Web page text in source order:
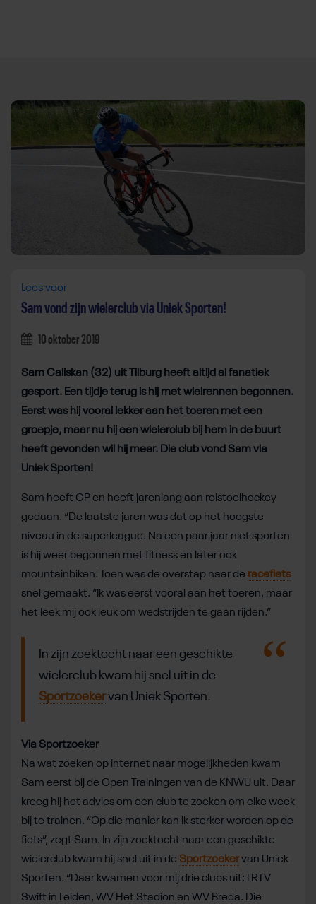
Direct door naar content
Lees voor
Sam vond zijn wielerclub via Uniek Sporten!
10 oktober 2019
Sam Caliskan (32) uit Tilburg heeft altijd al fanatiek
gesport. Een tijdje terug is hij met wielrennen begonnen.
Eerst was hij vooral lekker aan het toeren met een
groepje, maar nu hij een wielerclub bij hem in de buurt
heeft gevonden wil hij meer. Die club vond Sam via
Uniek Sporten!
Sam heeft CP en heeft jarenlang aan rolstoelhockey
gedaan. “De laatste jaren was dat op het hoogste
niveau in de superleague. Na een paar jaar niet sporten
is hij weer begonnen met fitness en later ook
mountainbiken. Toen was de overstap naar de racefiets
snel gemaakt. “Ik was eerst vooral aan het toeren, maar
het leek mij ook leuk om wedstrijden te gaan rijden.”
In zijn zoektocht naar een geschikte
wielerclub kwam hij snel uit in de
Sportzoekervan Uniek Sporten.
Via Sportzoeker
Na wat zoeken op internet naar mogelijkheden kwam
Sam eerst bij de Open Trainingen van de KNWU uit. Daar
kreeg hij het advies om een club te zoeken om elke week
bij te trainen. “Op die manier kan ik sterker worden op de
fiets”, zegt Sam. In zijn zoektocht naar een geschikte
wielerclub kwam hij snel uit in de Sportzoekervan Uniek
Sporten. “Daar kwamen voor mij drie clubs uit: LRTV
Swift in Leiden, WV Het Stadion en WV Breda. Die